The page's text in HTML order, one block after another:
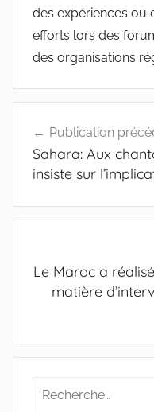
des expériences ou
efforts lors des
des organisations
de
l’article
Publication
Sahara: Aux
insiste sur
Le Maroc a
matière
Recherche